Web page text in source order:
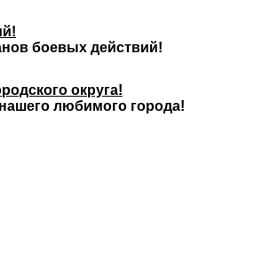
боевых действий!
округа!
любимого города!